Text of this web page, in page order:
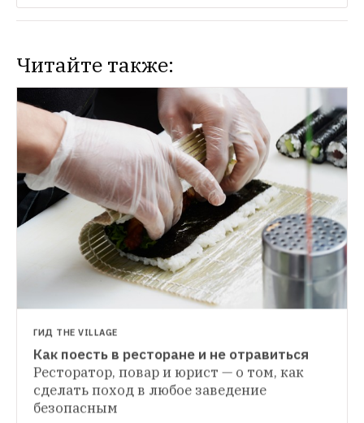
Читайте также:
ЛАЙФХАК
Ведущие — о том, как пережить праздники
СИТУАЦИЯ
Самые важные события 2016 года по
мнению россиян «Левада-центр» назвал
результаты опросов
ГИД THE VILLAGE
Как поесть в ресторане и не отравиться
Ресторатор, повар и юрист — о том, как
сделать поход в любое заведение
безопасным